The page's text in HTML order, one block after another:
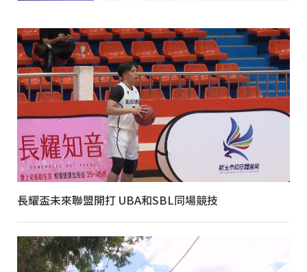
長耀盃未來聯盟開打 UBA和SBL同場競技